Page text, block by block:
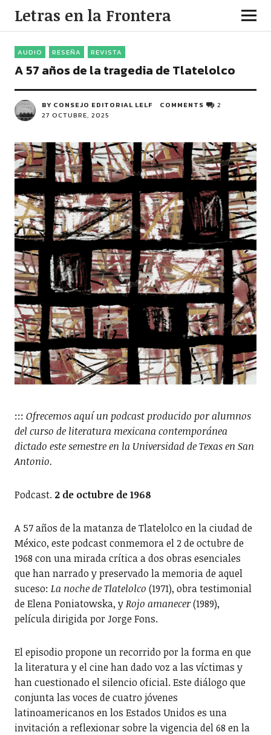
Letras en la Frontera
AUDIO RESEÑA REVISTA
A 57 años de la tragedia de Tlatelolco
BY CONSEJO EDITORIAL LELF
27 OCTUBRE, 2025
COMMENTS 2
::: Ofrecemos aquí un podcast producido por alumnos
del curso de literatura mexicana contemporánea
dictado este semestre en la Universidad de Texas en San
Antonio.
Podcast. 2 de octubre de 1968
A 57 años de la matanza de Tlatelolco en la ciudad de
México, este podcast conmemora el 2 de octubre de
1968 con una mirada crítica a dos obras esenciales
que han narrado y preservado la memoria de aquel
suceso: La noche de Tlatelolco (1971), obra testimonial
de Elena Poniatowska, yRojo amanecer(1989),
película dirigida por Jorge Fons.
El episodio propone un recorrido por la forma en que
la literatura y el cine han dado voz a las víctimas y
han cuestionado el silencio oficial. Este diálogo que
conjunta las voces de cuatro jóvenes
latinoamericanos en los Estados Unidos es una
invitación a reflexionar sobre la vigencia del 68 en la